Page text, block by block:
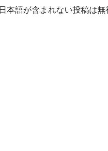
日本語が含まれない投稿は